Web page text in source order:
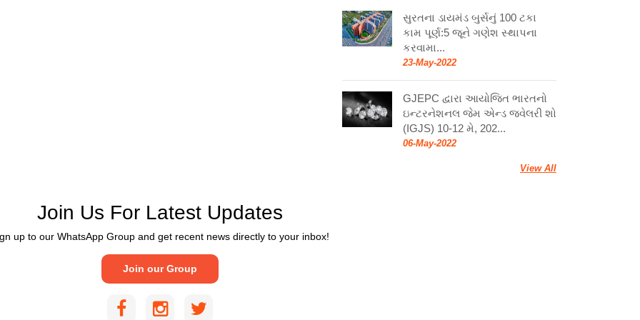
સુરતના ડાયમંડ બુર્સનું 100 ટકા
કામ પૂર્ણ:5 જૂને ગણેશ સ્થાપના
કરવામા...
23-May-2022
GJEPC દ્વારા આયોજિત ભારતનો
ઇન્ટરનેશનલ જેમ એન્ડ જ્વેલરી શો
(IGJS) 10-12 મે, 202...
06-May-2022
View All
Join Us For Latest Updates
up to our WhatsApp Group and get recent news directly to your inbox!
Join our Group